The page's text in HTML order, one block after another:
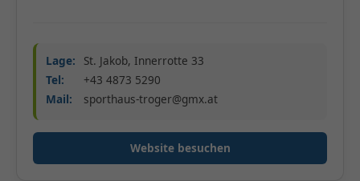
Lage:
St. Jakob, Innerrotte 33
Tel:
+43 4873 5290
Mail:
sporthaus-troger@gmx.at
Website besuchen